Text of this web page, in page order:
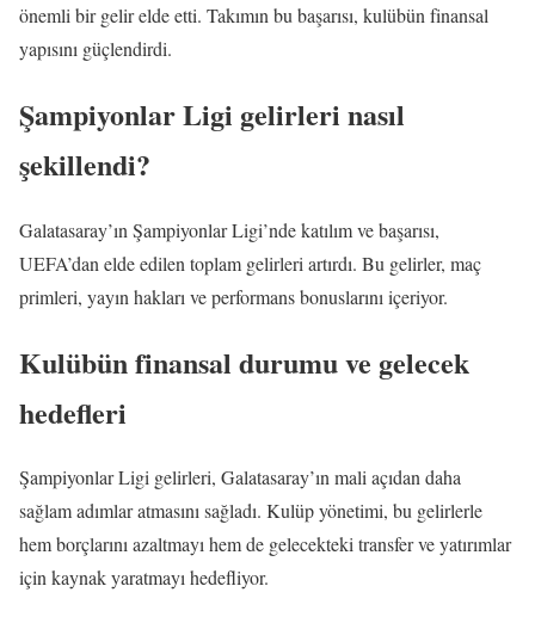
önemli bir gelir elde etti. Takımın bu başarısı, kulübün finansal
yapısını güçlendirdi.
Şampiyonlar Ligi gelirleri nasıl
şekillendi?
Galatasaray’ın Şampiyonlar Ligi’nde katılım ve başarısı,
UEFA’dan elde edilen toplam gelirleri artırdı. Bu gelirler, maç
primleri, yayın hakları ve performans bonuslarını içeriyor.
Kulübün finansal durumu ve gelecek
hedefleri
Şampiyonlar Ligi gelirleri, Galatasaray’ın mali açıdan daha
sağlam adımlar atmasını sağladı. Kulüp yönetimi, bu gelirlerle
hem borçlarını azaltmayı hem de gelecekteki transfer ve yatırımlar
için kaynak yaratmayı hedefliyor.